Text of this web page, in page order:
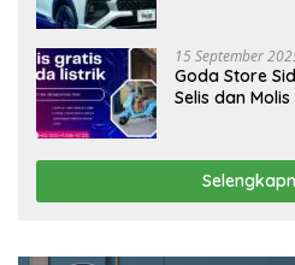
15 September
Goda Store
Selis dan